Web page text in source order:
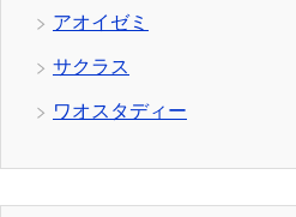
アオイゼミ
サクラス
ワオスタディー